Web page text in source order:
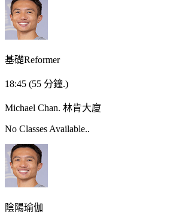
基礎Reformer
18:45 (55 分鐘.)
Michael Chan. 林肯大廈
No Classes Available..
陰陽瑜伽